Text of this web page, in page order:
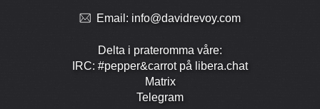
Email: info@davidrevoy.com
Delta i prate­romma våre:
IRC: #pepper&carrot på libera.chat
Matrix
Telegram